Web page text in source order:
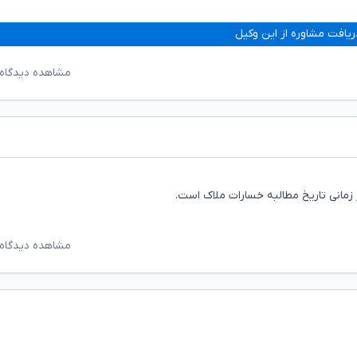
مشاوره از این وکیل
مشاهده
مشاهده